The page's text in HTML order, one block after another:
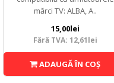
mărci TV: ALBA, A..
15,00lei
Fără TVA: 12,61lei
ADAUGĂ ÎN COŞ